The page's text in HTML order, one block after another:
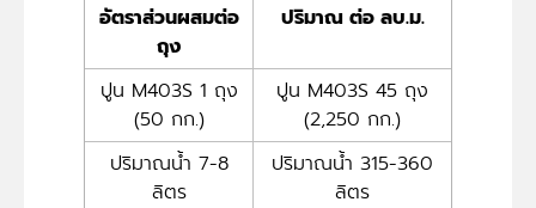
อัตราส่วนผสมต่อ
ถุง
ปริมาณ ต่อ ลบ.ม.
ปูน M403S 1 ถุง
(50 กก.)
ปูน M403S 45 ถุง
(2,250 กก.)
ปริมาณน้ำ 7-8
ลิตร
ปริมาณน้ำ 315-360
ลิตร